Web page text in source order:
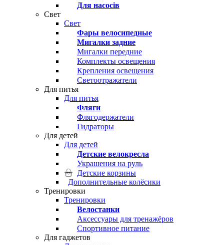
Для насосів
Свет
Свет
Фары велосипедные
Мигалки задние
Мигалки передние
Комплекты освещения
Крепления освещения
Светоотражатели
Для питья
Для питья
Фляги
Флягодержатели
Гидраторы
Для детей
Для детей
Детские велокресла
Украшения на руль
Детские корзины
Дополнительные колёсики
Тренировки
Тренировки
Велостанки
Аксессуары для тренажёров
Спортивное питание
Для гаджетов